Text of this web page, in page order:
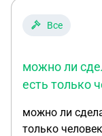
Все
можно ли
есть только
можно ли
только